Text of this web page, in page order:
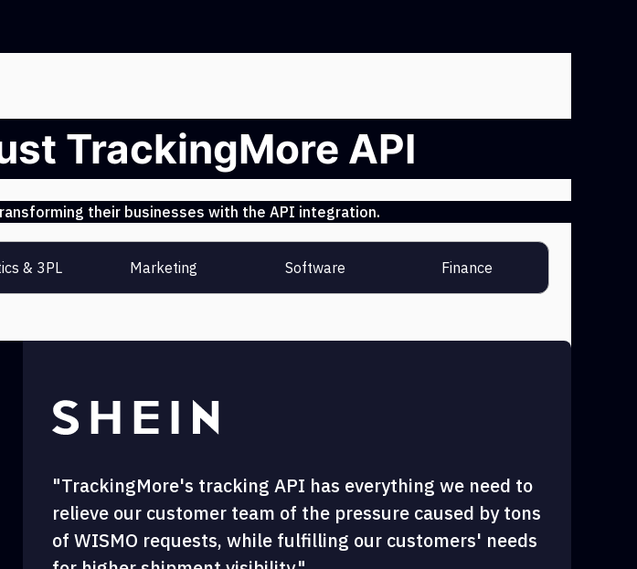
TrackingMore API
their businesses with the API integration.
& 3PL Marketing Software Finance
"TrackingMore's tracking API has everything we need to
relieve our customer team of the pressure caused by tons
of WISMO requests, while fulfilling our customers' needs